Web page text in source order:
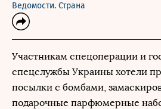
Ведомости. Страна
Участникам спецоперации и
спецслужбы Украины хотели
посылки с бомбами,
подарочные парфюмерные